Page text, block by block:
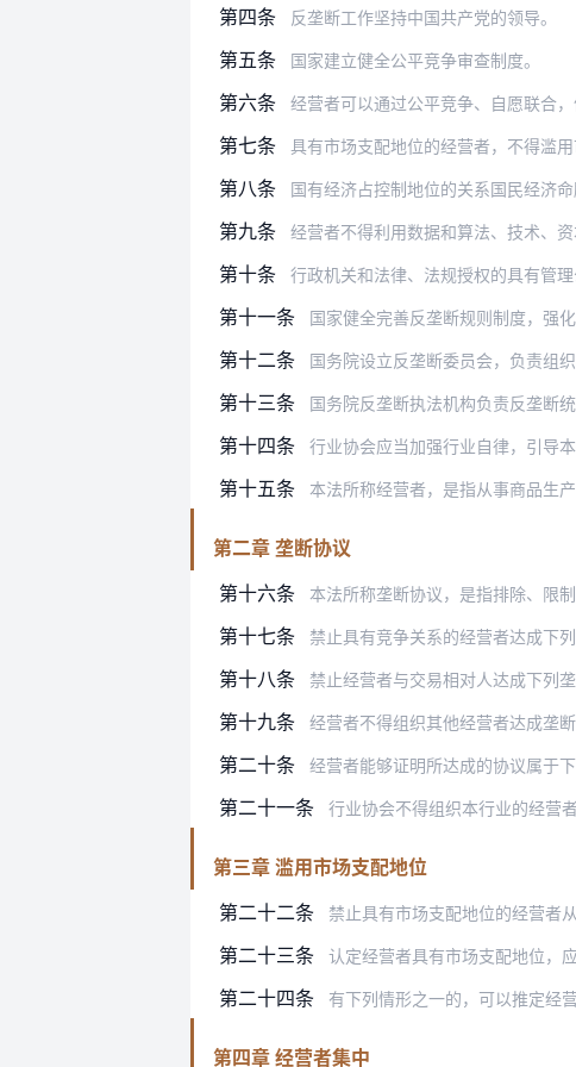
第四条 反垄断工作坚持中国共产党的领导。
第五条 国家建立健全公平竞争审查制度。
第六条 经营者可以通过公平竞争、自愿联合
第七条 具有市场支配地位的经营者，不得滥
第八条 国有经济占控制地位的关系国民经济命脉和国
第九条 经营者不得利用数据和算法、技术、
第十条 行政机关和法律、法规授权的具有管
第十一条 国家健全完善反垄断规则制度，强化反垄断
第十二条 国务院设立反垄断委员会，负责组
第十三条 国务院反垄断执法机构负责反垄断统
第十四条 行业协会应当加强行业自律，引导
第十五条 本法所称经营者，是指从事商品生
第二章 垄断协议
第十六条
本法所称垄断协议，是指排除、限
第十七条 禁止具有竞争关系的经营者达成下列
第十八条 禁止经营者与交易相对人达成下列垄
第十九条 经营者不得组织其他经营者达成垄
第二十条 经营者能够证明所达成的协议属于
第二十一条 行业协会不得组织本行业的经营
第三章 滥用市场支配地位
第二十二条
禁止具有市场支配地位的经营者
第二十三条 认定经营者具有市场支配地位，
第二十四条 有下列情形之一的，可以推定经
第四章 经营者集中